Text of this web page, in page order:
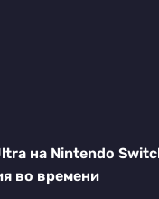
на Nintendo
во времени